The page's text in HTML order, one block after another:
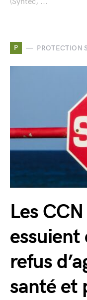
(Syntec, ...
P PROTECTION
Les
essuient
refus
santé et